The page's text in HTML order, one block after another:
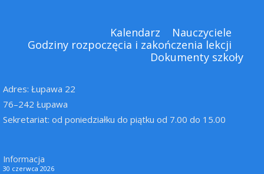
Kalendarz
Nauczyciele
Godziny rozpoczęcia i zakończenia lekcji
Dokumenty szkoły
Adres: Łupawa 22
76–242 Łupawa
Sekretariat: od poniedziałku do piątku od 7.00 do 15.00
Informacja
30 czerwca 2026